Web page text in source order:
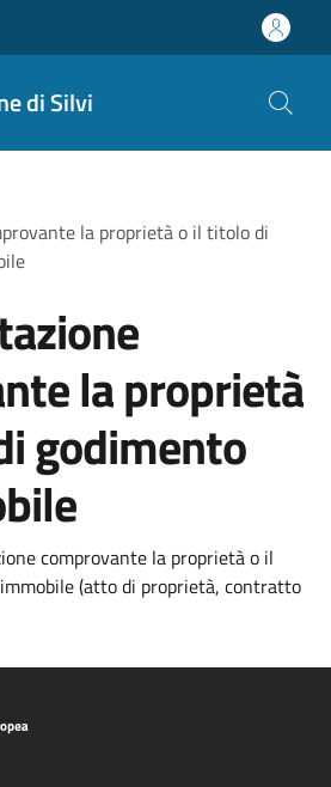
di Silvi
la proprietà o il titolo di
la proprietà
godimento
comprovante la proprietà o il
(atto di proprietà, contratto